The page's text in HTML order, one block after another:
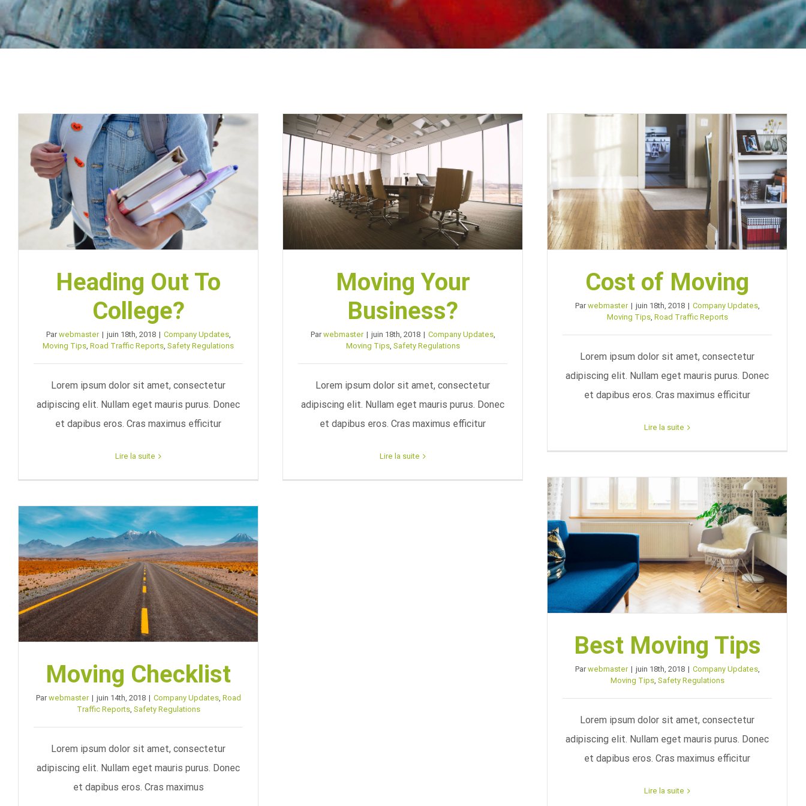
Heading Out To
College?
Par webmaster | juin 18th, 2018 | Company Updates,
Moving Tips,Road Traffic Reports,Safety Regulations
Lorem ipsum dolor sit amet, consectetur
adipiscing elit. Nullam eget mauris purus. Donec
et dapibus eros. Cras maximus efficitur
Lire la suite
Moving Your
Business?
Par webmaster | juin 18th, 2018 | Company Updates,
Moving Tips, Safety Regulations
Lorem ipsum dolor sit amet, consectetur
adipiscing elit. Nullam eget mauris purus. Donec
et dapibus eros. Cras maximus efficitur
Lire la suite
Cost of Moving
Par webmaster | juin 18th, 2018 | Company Updates,
Moving Tips, Road Traffic Reports
Lorem ipsum dolor sit amet, consectetur
adipiscing elit. Nullam eget mauris purus. Donec
et dapibus eros. Cras maximus efficitur
Lire la suite
Best Moving Tips
Par webmaster | juin 18th, 2018 | Company Updates,
Moving Tips, Safety Regulations
Lorem ipsum dolor sit amet, consectetur
adipiscing elit. Nullam eget mauris purus. Donec
et dapibus eros. Cras maximus efficitur
Lire la suite
Moving Checklist
Par webmaster | juin 14th, 2018 | Company Updates, Road
Traffic Reports, Safety Regulations
Lorem ipsum dolor sit amet, consectetur
adipiscing elit. Nullam eget mauris purus. Donec
et dapibus eros. Cras maximus